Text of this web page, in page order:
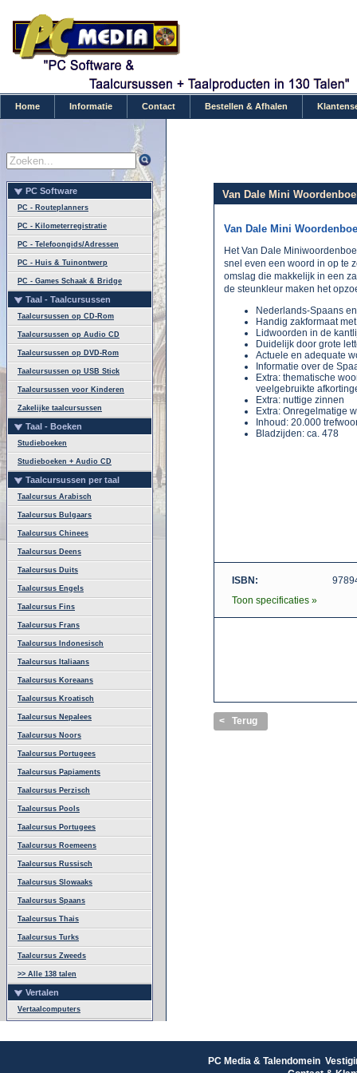
Home Informatie Contact Bestellen & Afhalen
PC Software
PC - Routeplanners
PC - Kilometerregistratie
PC - Telefoongids/Adressen
PC - Huis & Tuinontwerp
PC - Games Schaak & Bridge
Taal - Taalcursussen
Taalcursussen op CD-Rom
Taalcursussen op Audio CD
Taalcursussen op DVD-Rom
Taalcursussen op USB Stick
Taalcursussen voor Kinderen
Zakelijke taalcursussen
Taal - Boeken
Studieboeken
Studieboeken + Audio CD
Taalcursussen per taal
Taalcursus Arabisch
Taalcursus Bulgaars
Taalcursus Chinees
Taalcursus Deens
Taalcursus Duits
Taalcursus Engels
Taalcursus Fins
Taalcursus Frans
Taalcursus Indonesisch
Taalcursus Italiaans
Taalcursus Koreaans
Taalcursus Kroatisch
Taalcursus Nepalees
Taalcursus Noors
Taalcursus Portugees
Taalcursus Papiaments
Taalcursus Perzisch
Taalcursus Pools
Taalcursus Portugees
Taalcursus Roemeens
Taalcursus Russisch
Taalcursus Slowaaks
Taalcursus Spaans
Taalcursus Thais
Taalcursus Turks
Taalcursus Zweeds
>> Alle 138 talen
Vertalen
Vertaalcomputers
Van Dale Mini
Van Dale Mini
Het Van Dale
snel even een woord in op te
omslag die makkelijk in een
de steunkleur maken het
Nederlands-Spaans
Handig zakformaat
Lidwoorden in de
Duidelijk door grote
Actuele en adequate
Informatie over de
Extra: thematische
veelgebruikte
Extra: nuttige zinnen
Extra: Onregelmatige
Inhoud: 20.000
Bladzijden: ca. 478
ISBN:
Toon specificaties »
< Terug
PC Media & Talendomein